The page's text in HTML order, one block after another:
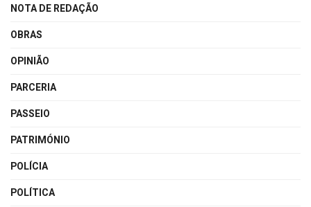
NOTA DE REDAÇÃO
OBRAS
OPINIÃO
PARCERIA
PASSEIO
PATRIMÓNIO
POLÍCIA
POLÍTICA